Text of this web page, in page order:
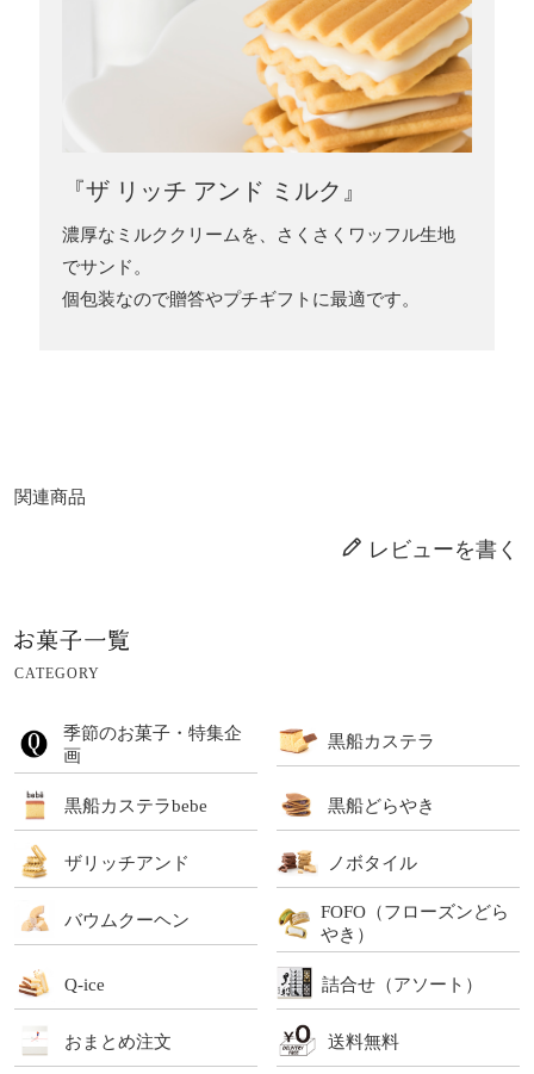
『ザ リッチ アンド ミルク』
濃厚なミルククリームを、さくさくワッフル生地
でサンド。
個包装なので贈答やプチギフトに最適です。
関連商品
レビューを書く
CATEGORY
季節のお菓子・特集企
画
黒船カステラ
黒船カステラbebe 黒船どらやき
ザリッチアンド ノボタイル
バウムクーヘン
FOFO（フローズンどら
やき）
Q-ice 詰合せ（アソート）
おまとめ注文 送料無料